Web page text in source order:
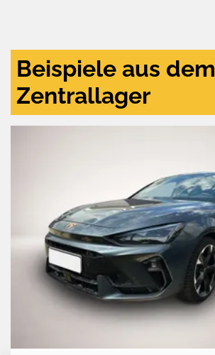
Beispiele aus dem
Zentrallager